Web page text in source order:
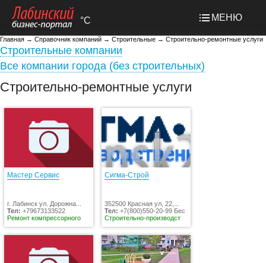
°C МЕНЮ
Главная → Справочник компаний → Строительные → Строительно-ремонтные услуги
Строительные компании
Все компании города (без строительных)
Строительно-ремонтные услуги
Мастер Сервис
г. Лабинск ул. Дорожна...
Тел: +79673133522
Ремонт компрессорного
Сигма-Строй
352500 Красная ул, 22,...
Тел: +7(800)550-20-99 Бес
Строительно-производст